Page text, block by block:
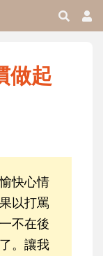
做起
快心情
以打罵
不在後
。讓我